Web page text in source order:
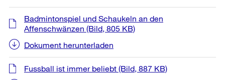
Badmintonspiel und Schaukeln an den
Affenschwänzen (Bild, 805 KB)
Dokument herunterladen
Fussball ist immer beliebt (Bild, 887 KB)